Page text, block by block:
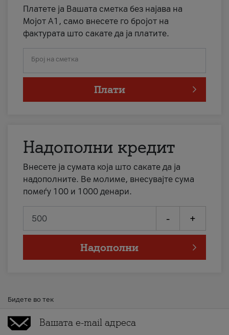
Платете ја Вашата сметка без најава на
Мојот А1, само внесете го бројот на
фактурата што сакате да ја платите.
Број на сметка
Плати
Надополни кредит
Внесете ја сумата која што сакате да ја
надополните. Ве молиме, внесувајте сума
помеѓу 100 и 1000 денари.
- +
Надополни
Бидете во тек